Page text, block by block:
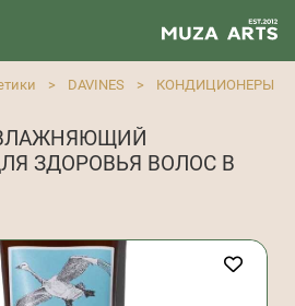
> DAVINES >
КОНДИЦИОНЕРЫ
ЗДОРОВЬЯ ВОЛОС В